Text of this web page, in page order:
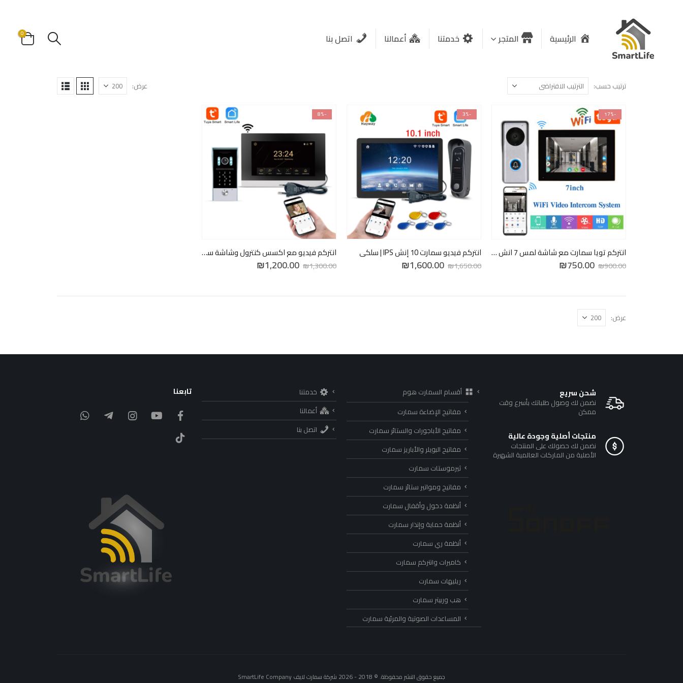
الرئيسية المتجر خدمتنا أعمالنا اتصل بنا 0
ترتيب حسب: عرض:
-17%
انتركم تويا سمارت مع شاشة لمس 7 انش | سلكي
₪900.00 السعر
الأصلي
₪900.00.
₪750.00
₪750.00.
-3%
انتركم فيديو سمارت 10 إنش IPS | سلكي
₪1,650.00 السعر
الأصلي
₪1,650.00.
₪1,600.00
₪1,600.00.
-8%
انتركم فيديو مع اكسس كنترول وشاشة سمارت | سلكي
₪1,300.00 السعر
الأصلي
₪1,300.00.
₪1,200.00
₪1,200.00.
عرض:
شحن سريع
نضمن لك وصول طلباتك بأسرع وقت
ممكن
منتجات أصلية وجودة عالية
نضمن لك حصولك على المنتجات
الأصلية من الماركات العالمية الشهيرة
أقسام السمارت هوم
مفاتيح الإضاءة سمارت
مفاتيح الأباجورات والستائر سمارت
مفاتيح البويلر والأباريز سمارت
ثيرموستات سمارت
مفاتيح ومواتير ستائر سمارت
أنظمة دخول وأقفال سمارت
أنظمة حماية وإنذار سمارت
أنظمة ري سمارت
كاميرات وانتركم سمارت
ريليهات سمارت
هب وربيتر سمارت
المساعدات الصوتية والمرئية سمارت
خدمتنا
أعمالنا
اتصل بنا
تابعنا
جميع حقوق النشر محفوظة. © 2018 - 2026 شركة سمارت لايف SmartLife Company